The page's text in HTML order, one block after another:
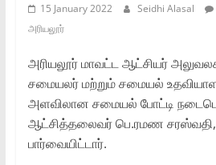
15 January 2022 Seidhi Alasal
அரியலூர்
அரியலூர் மாவட்ட ஆட்சியர்
சமையலர் மற்றும் சமையல்
அளவிலான சமையல் போட்டி
ஆட்சித்தலைவர் பெ.ரமண
பார்வையிட்டார்.